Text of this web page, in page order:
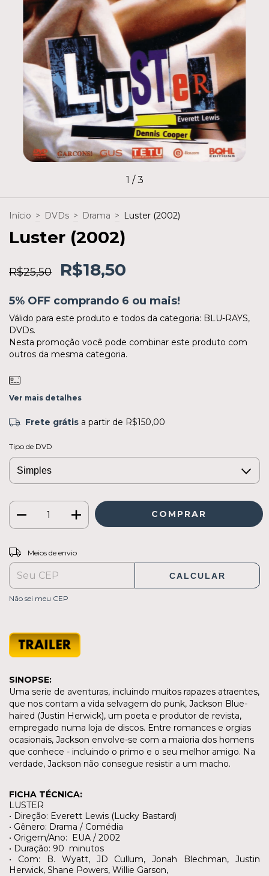
1 /3
Início > DVDs > Drama > Luster (2002)
Luster (2002)
R$25,50 R$18,50
5% OFF comprando 6 ou mais!
Válido para este produto e todos da categoria: BLU-RAYS,
DVDs.
Nesta promoção você pode combinar este produto com
outros da mesma categoria.
Ver mais detalhes
Frete grátis a partir de R$150,00
Tipo de DVD
Entregas para o CEP:
Meios de envio
CALCULAR
Não sei meu CEP
SINOPSE:
Uma serie de aventuras, incluindo muitos rapazes atraentes,
que nos contam a vida selvagem do punk, Jackson Blue-
haired (Justin Herwick), um poeta e produtor de revista,
empregado numa loja de discos. Entre romances e orgias
ocasionais, Jackson envolve-se com a maioria dos homens
que conhece - incluindo o primo e o seu melhor amigo. Na
verdade, Jackson não consegue resistir a um macho.
FICHA TÉCNICA:
LUSTER
• Direção: Everett Lewis (Lucky Bastard)
• Gênero: Drama / Comédia
• Origem/Ano: EUA / 2002
• Duração: 90 minutos
• Com: B. Wyatt, JD Cullum, Jonah Blechman, Justin
Herwick, Shane Powers, Willie Garson,